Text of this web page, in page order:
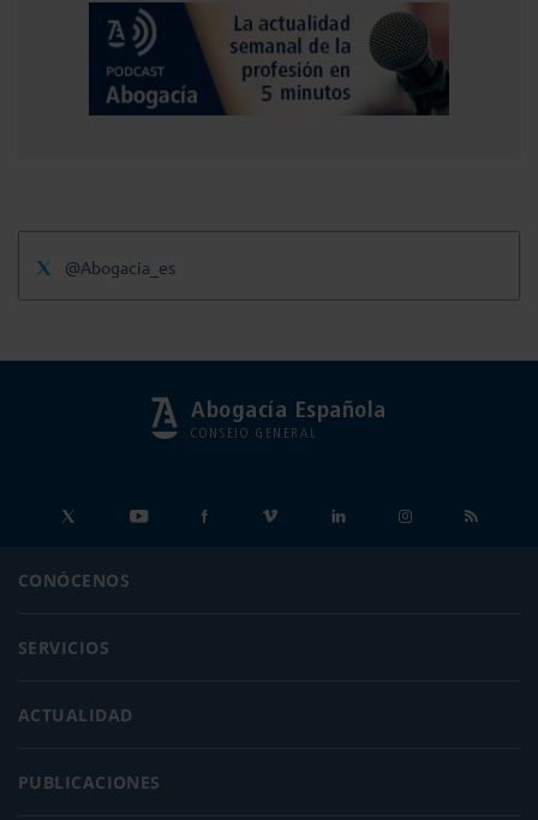
@Abogacia_es
Abogacía Española
CONSEJO GENERAL
CONÓCENOS
SERVICIOS
ACTUALIDAD
PUBLICACIONES